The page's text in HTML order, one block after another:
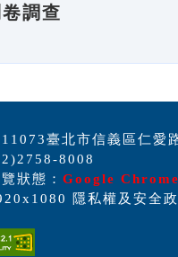
調查
臺北市信義區仁愛
8008
狀態：Google
隱私權及安全